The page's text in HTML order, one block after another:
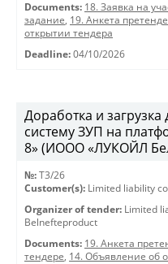
Documents: 18. Заявка на
задание, 19. Анкета
открытии тендера
Deadline: 04/10/2026
Доработка и
систему ЗУП на
8» (ИООО «ЛУКОЙЛ
№: T3/26
Customer(s): Limited liability
Organizer of tender: Limited
Belnefteproduct
Documents: 19. Анкета
тендере, 14. Объявление об